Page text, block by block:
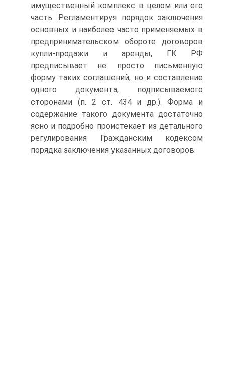
имущественный комплекс в целом или его
часть. Регламентируя порядок заключения
основных и наиболее часто применяемых в
предпринимательском обороте договоров
купли-продажи и аренды, ГК РФ
предписывает не просто письменную
форму таких соглашений, но и составление
одного документа, подписываемого
сторонами (п. 2 ст. 434 и др.). Форма и
содержание такого документа достаточно
ясно и подробно проистекает из детального
регулирования Гражданским кодексом
порядка заключения указанных договоров.